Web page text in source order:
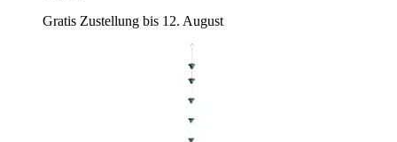
Gratis Zustellung bis 12. August